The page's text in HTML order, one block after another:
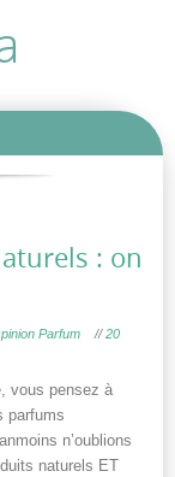
: on
Parfum //20
vous pensez à
parfums
n’oublions
naturels ET